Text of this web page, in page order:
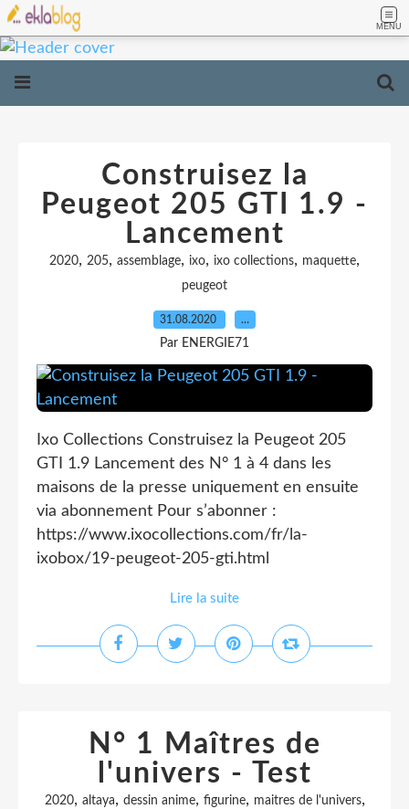
MENU
Construisez la
Peugeot 205 GTI 1.9 -
Lancement
2020, 205, assemblage, ixo, ixo collections, maquette,
peugeot
31.08.2020 …
Par ENERGIE71
Ixo Collections Construisez la Peugeot 205
GTI 1.9 Lancement des N° 1 à 4 dans les
maisons de la presse uniquement en ensuite
via abonnement Pour s’abonner :
https://www.ixocollections.com/fr/la-
ixobox/19-peugeot-205-gti.html
Lire la suite
N° 1 Maîtres de
l'univers - Test
2020, altaya, dessin anime, figurine, maitres de l'univers,